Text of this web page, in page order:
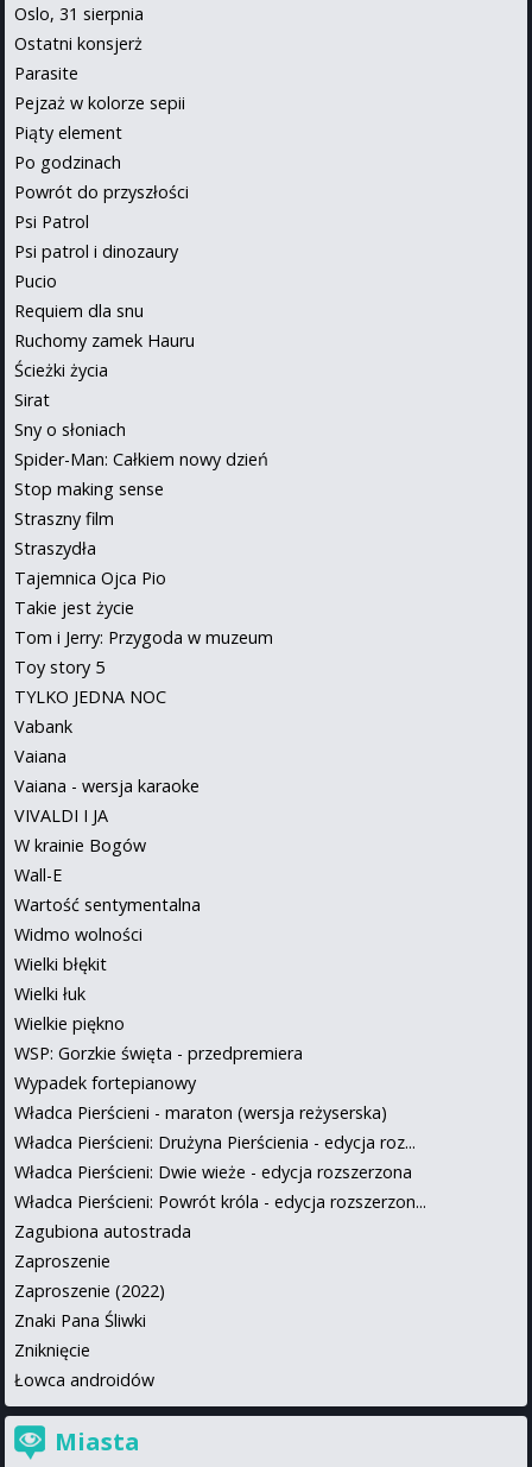
Oslo, 31 sierpnia
Ostatni konsjerż
Parasite
Pejzaż w kolorze sepii
Piąty element
Po godzinach
Powrót do przyszłości
Psi Patrol
Psi patrol i dinozaury
Pucio
Requiem dla snu
Ruchomy zamek Hauru
Ścieżki życia
Sirat
Sny o słoniach
Spider-Man: Całkiem nowy dzień
Stop making sense
Straszny film
Straszydła
Tajemnica Ojca Pio
Takie jest życie
Tom i Jerry: Przygoda w muzeum
Toy story 5
TYLKO JEDNA NOC
Vabank
Vaiana
Vaiana - wersja karaoke
VIVALDI I JA
W krainie Bogów
Wall-E
Wartość sentymentalna
Widmo wolności
Wielki błękit
Wielki łuk
Wielkie piękno
WSP: Gorzkie święta - przedpremiera
Wypadek fortepianowy
Władca Pierścieni - maraton (wersja reżyserska)
Władca Pierścieni: Drużyna Pierścienia - edycja roz...
Władca Pierścieni: Dwie wieże - edycja rozszerzona
Władca Pierścieni: Powrót króla - edycja rozszerzon...
Zagubiona autostrada
Zaproszenie
Zaproszenie (2022)
Znaki Pana Śliwki
Zniknięcie
Łowca androidów
Miasta